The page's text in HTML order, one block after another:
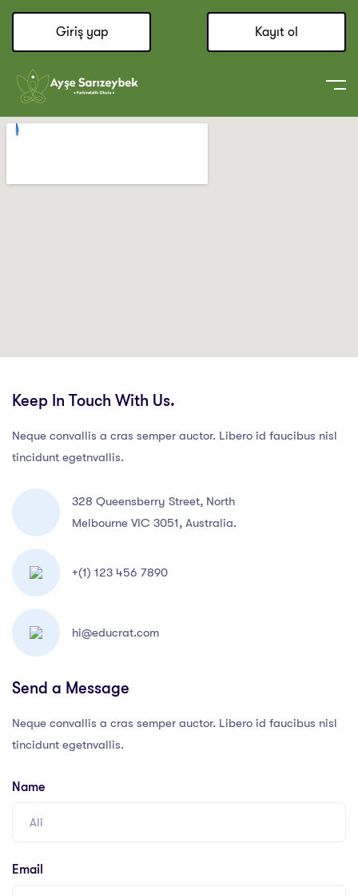
Giriş yap Kayıt ol
Keep In Touch With Us.
Neque convallis a cras semper auctor. Libero id faucibus nisl
tincidunt egetnvallis.
328 Queensberry Street, North
Melbourne VIC 3051, Australia.
+(1) 123 456 7890
hi@educrat.com
Send a Message
Neque convallis a cras semper auctor. Libero id faucibus nisl
tincidunt egetnvallis.
Name
Email